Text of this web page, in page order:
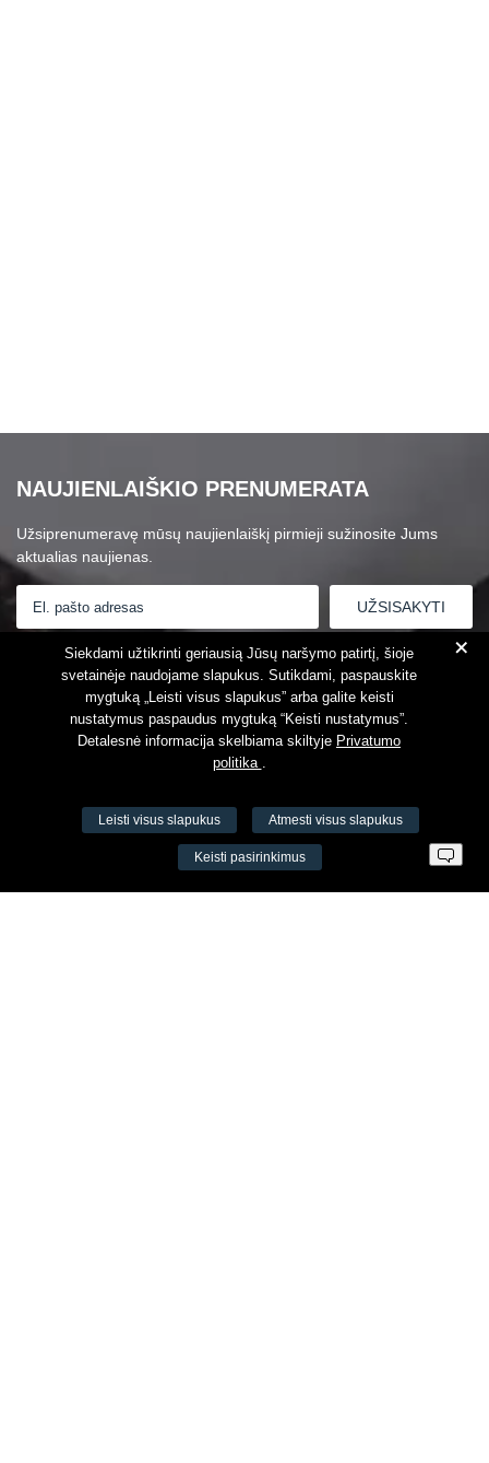
NAUJIENLAIŠKIO PRENUMERATA
Užsiprenumeravę mūsų naujienlaiškį pirmieji sužinosite Jums
aktualias naujienas.
Susipažinau suPrivatumo politika
VŠĮ Fitneso mokymo centras AEROMIX
+
Siekdami užtikrinti geriausią Jūsų naršymo patirtį, šioje
svetainėje naudojame slapukus. Sutikdami, paspauskite
mygtuką „Leisti visus slapukus” arba galite keisti
nustatymus paspaudus mygtuką “Keisti nustatymus”.
Detalesnė informacija skelbiama skiltyje Privatumo
politika .
Leisti visus slapukus Atmesti visus slapukus
Keisti pasirinkimus